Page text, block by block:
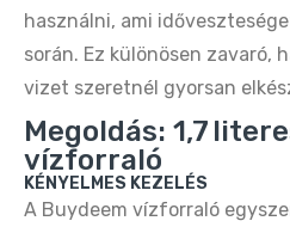
Buydeem DT620E
Ezüst, Állítható
16.990 Ft
32.990 Ft
Buydeem DT620E
Kenyérpirító – 7
14.890 Ft 32.990 Ft
használni, ami
során. Ez különösen zavaró,
vizet szeretnél gyorsan
Megoldás: 1,7
vízforraló
KÉNYELMES KEZELÉS
A Buydeem vízforraló